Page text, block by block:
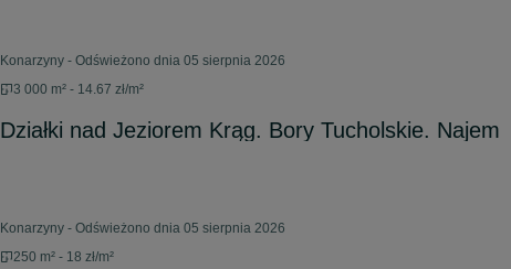
Konarzyny - Odświeżono dnia 05 sierpnia 2026
3 000 m² - 14.67 zł/m²
Działki nad Jeziorem Krąg. Bory Tucholskie. Najem
Konarzyny - Odświeżono dnia 05 sierpnia 2026
250 m² - 18 zł/m²